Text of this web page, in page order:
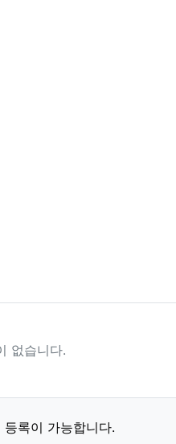
없습니다.
록이 가능합니다.